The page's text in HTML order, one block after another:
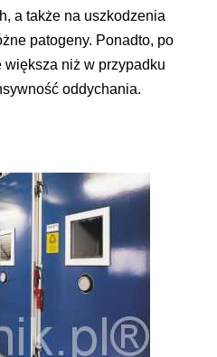
a także na uszkodzenia
patogeny. Ponadto, po
niż w przypadku
oddychania.